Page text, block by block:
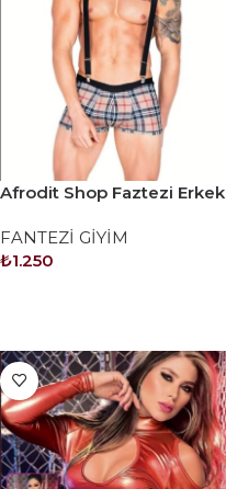
Afrodit Shop Faztezi Erkek
FANTEZİ GİYİM
₺1.250